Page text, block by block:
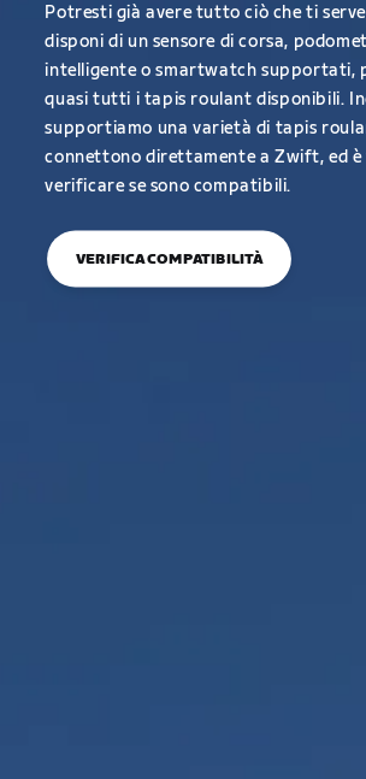
Potresti già avere tutto ciò che ti
disponi di un sensore di corsa,
intelligente o smartwatch supportati,
quasi tutti i tapis roulant disponibili.
supportiamo una varietà di tapis
connettono direttamente a Zwift, ed è
verificare se sono compatibili.
VERIFICA COMPATIBILITÀ